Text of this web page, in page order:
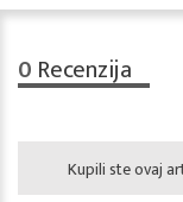
0 Recenzija
Kupili ste ovaj